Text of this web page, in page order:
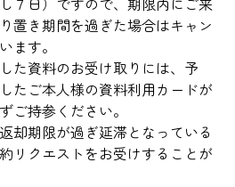
置き期間を過ぎた場合はキャン
ます。
た資料のお受け取りには、予
たご本人様の資料利用カードが
ご持参ください。
却期限が過ぎ延滞となっている
リクエストをお受けすることが